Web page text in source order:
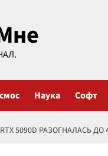
Наука Софт
RTX 5090D РАЗОГНАЛАСЬ